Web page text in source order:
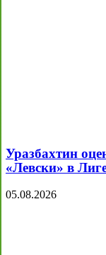
Уразбахтин
«Левски» в
05.08.2026